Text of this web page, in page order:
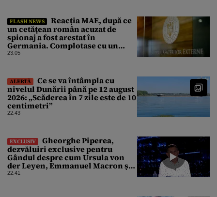
FLASH NEWS
Reacția MAE, după ce
un cetăţean român acuzat de
spionaj a fost arestat în
Germania. Complotase cu un
ucrainean ca să asasineze un
23:05
ALERTĂ
Ce se va întâmpla cu
nivelul Dunării până pe 12 august
2026: „Scăderea în 7 zile este de 10
centimetri”
22:43
EXCLUSIV
Gheorghe Piperea,
dezvăluiri exclusive pentru
Gândul despre cum Ursula von
der Leyen, Emmanuel Macron și
Zelenski plănuiesc pe Signal să îl
22:41